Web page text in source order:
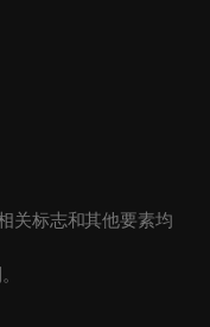
关标志和其他要素均